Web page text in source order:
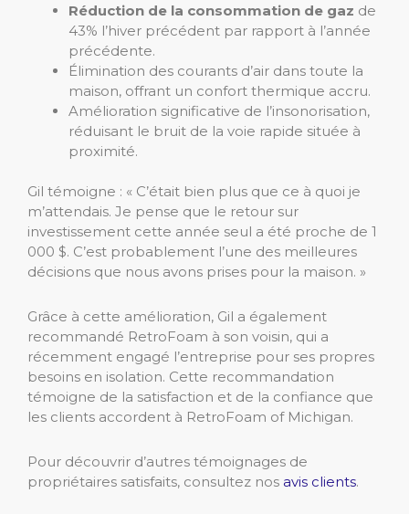
Réduction de la consommation de gaz de
43% l’hiver précédent par rapport à l’année
précédente.
Élimination des courants d’air dans toute la
maison, offrant un confort thermique accru.
Amélioration significative de l’insonorisation,
réduisant le bruit de la voie rapide située à
proximité.
Gil témoigne : « C’était bien plus que ce à quoi je
m’attendais. Je pense que le retour sur
investissement cette année seul a été proche de 1
000 $. C’est probablement l’une des meilleures
décisions que nous avons prises pour la maison. »
Grâce à cette amélioration, Gil a également
recommandé RetroFoam à son voisin, qui a
récemment engagé l’entreprise pour ses propres
besoins en isolation. Cette recommandation
témoigne de la satisfaction et de la confiance que
les clients accordent à RetroFoam of Michigan.
Pour découvrir d’autres témoignages de
propriétaires satisfaits, consultez nos avis clients.